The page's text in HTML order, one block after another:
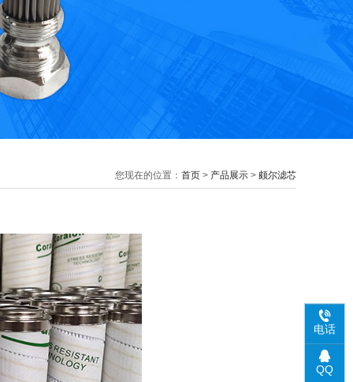
电话
QQ
您现在的位置： 首页 > 产品展示 > 颇尔滤芯